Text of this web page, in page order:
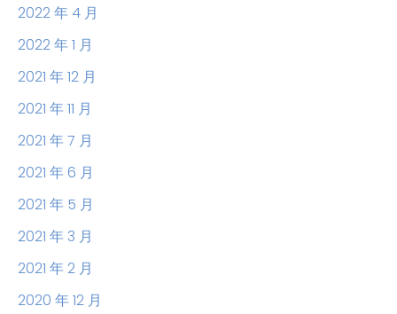
2022 年 4 月
2022 年 1 月
2021 年 12 月
2021 年 11 月
2021 年 7 月
2021 年 6 月
2021 年 5 月
2021 年 3 月
2021 年 2 月
2020 年 12 月